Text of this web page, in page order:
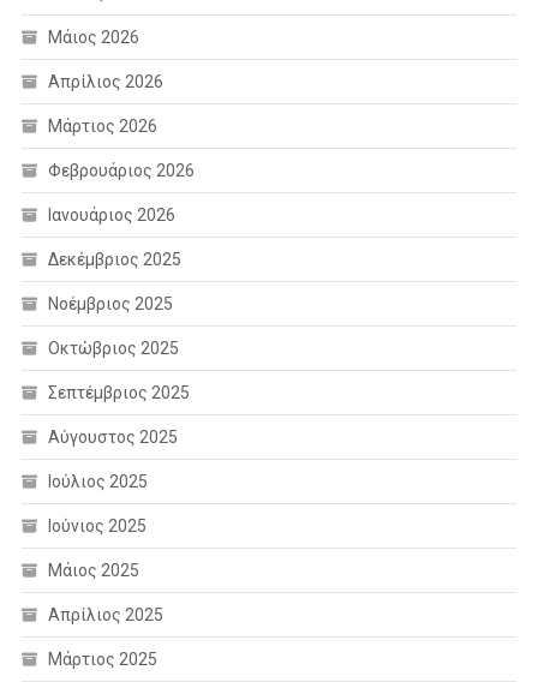
Μάιος 2026
Απρίλιος 2026
Μάρτιος 2026
Φεβρουάριος 2026
Ιανουάριος 2026
Δεκέμβριος 2025
Νοέμβριος 2025
Οκτώβριος 2025
Σεπτέμβριος 2025
Αύγουστος 2025
Ιούλιος 2025
Ιούνιος 2025
Μάιος 2025
Απρίλιος 2025
Μάρτιος 2025